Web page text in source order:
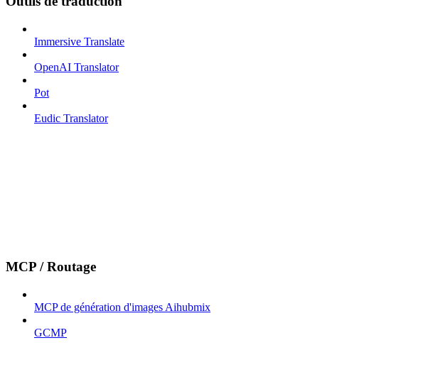
Immersive Translate
OpenAI Translator
Pot
Eudic Translator
MCP / Routage
MCP de génération d'images Aihubmix
GCMP